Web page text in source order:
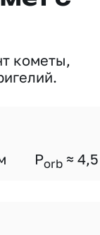
кометы,
Porb ≈ 4,5